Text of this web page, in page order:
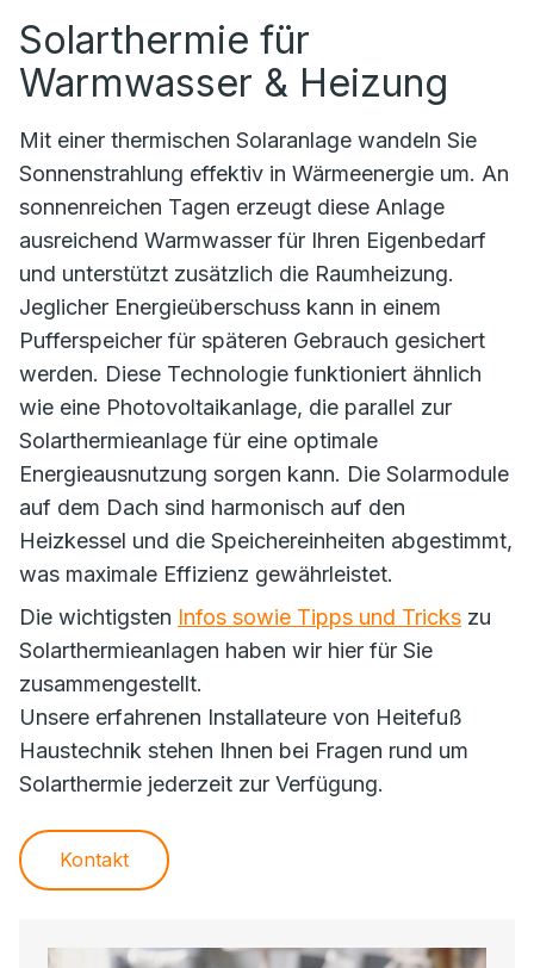
Solarthermie für
Warmwasser & Heizung
Mit einer thermischen Solaranlage wandeln Sie
Sonnenstrahlung effektiv in Wärmeenergie um. An
sonnenreichen Tagen erzeugt diese Anlage
ausreichend Warmwasser für Ihren Eigenbedarf
und unterstützt zusätzlich die Raumheizung.
Jeglicher Energieüberschuss kann in einem
Pufferspeicher für späteren Gebrauch gesichert
werden. Diese Technologie funktioniert ähnlich
wie eine Photovoltaikanlage, die parallel zur
Solarthermieanlage für eine optimale
Energieausnutzung sorgen kann. Die Solarmodule
auf dem Dach sind harmonisch auf den
Heizkessel und die Speichereinheiten abgestimmt,
was maximale Effizienz gewährleistet.
Die wichtigsten Infos sowie Tipps und Tricks zu
Solarthermieanlagen haben wir hier für Sie
zusammengestellt.
Unsere erfahrenen Installateure von Heitefuß
Haustechnik stehen Ihnen bei Fragen rund um
Solarthermie jederzeit zur Verfügung.
Kontakt